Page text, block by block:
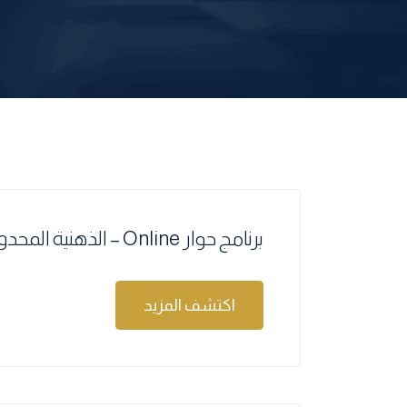
برنامج حوار Online – الذهنية المحدودة وذهنية النمو
اكتشف المزيد